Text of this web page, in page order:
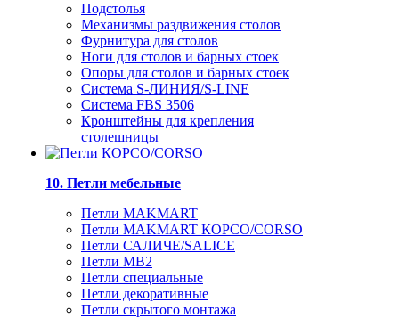
Подстолья
Механизмы раздвижения столов
Фурнитура для столов
Ноги для столов и барных стоек
Опоры для столов и барных стоек
Система S-ЛИНИЯ/S-LINE
Система FBS 3506
Кронштейны для крепления
столешницы
10. Петли мебельные
Петли MAKMART
Петли MAKMART КОРСО/CORSO
Петли САЛИЧЕ/SALICE
Петли MB2
Петли специальные
Петли декоративные
Петли скрытого монтажа